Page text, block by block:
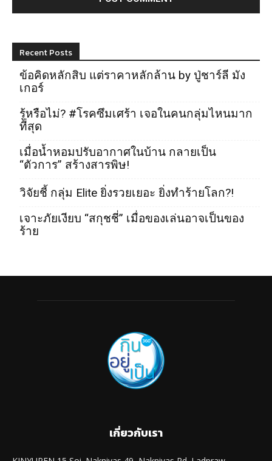
Recent Posts
ข้อคิดหลักสิบ แต่ราคาหลักล้าน by ปู่ชาร์ลี มัง
เกอร์
รู้หรือไม่? #โรคซึมเศร้า เจอในคนกลุ่มไหนมาก
ที่สุด
เมื่อน้ำหอมปรับอากาศในบ้าน กลายเป็น
“ตัวการ” สร้างสารพิษ!
วิจัยชี้ กลุ่ม Elite ยิ่งรวยเยอะ ยิ่งทำร้ายโลก?!
เจาะภัยเงียบ “สกุชชี่” เมื่อของเล่นอาจเป็นของ
ร้าย
เกี่ยวกับเรา